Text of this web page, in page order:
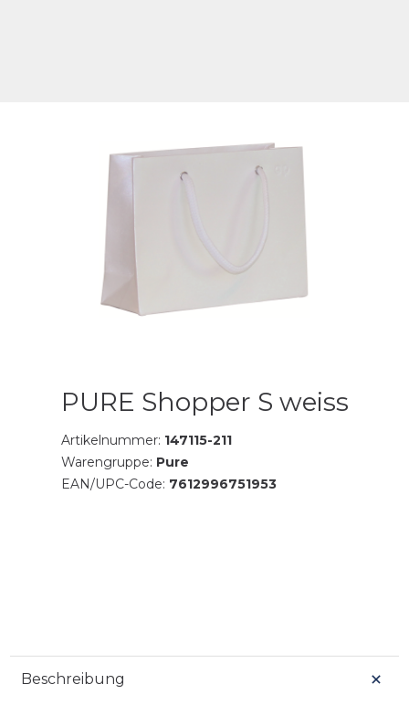
PURE Shopper S weiss
Artikelnummer: 147115-211
Warengruppe: Pure
EAN/UPC-Code: 7612996751953
Beschreibung